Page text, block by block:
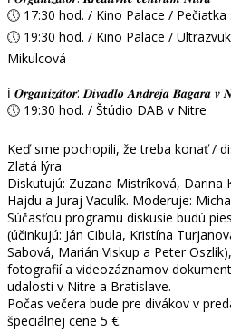
🕔 17:30 hod. / Kino Palace /
🕔 19:30 hod. / Kino Palace /
Mikulcová
ℹ️ 𝑶𝒓𝒈𝒂𝒏𝒊𝒛𝒂́𝒕𝒐𝒓: 𝑫𝒊𝒗𝒂𝒅𝒍𝒐 𝑨𝒏𝒅𝒓𝒆𝒋𝒂 𝑩𝒂𝒈𝒂𝒓𝒂 𝒗
🕔 19:30 hod. / Štúdio DAB v Nitre
Keď sme pochopili, že treba konať /
Zlatá lýra
Diskutujú: Zuzana Mistríková, Darina
Hajdu a Juraj Vaculík. Moderuje:
Súčasťou programu diskusie budú
(účinkujú: Ján Cibula, Kristína
Sabová, Marián Viskup a Peter
fotografií a videozáznamov
udalosti v Nitre a Bratislave.
Počas večera bude pre divákov v
špeciálnej cene 5 €.